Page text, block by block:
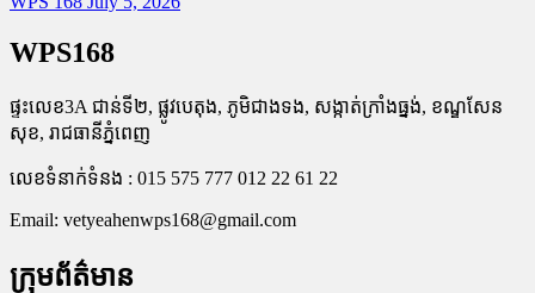
WPS168
ផ្ទះលេខ3A ជាន់ទី២, ផ្លូវបេតុង, ភូមិជាងទង, សង្កាត់ក្រាំងធ្នង់, ខណ្ឌសែន
សុខ, រាជធានីភ្នំពេញ
លេខទំនាក់ទំនង : 015 575 777 012 22 61 22
Email: vetyeahenwps168@gmail.com
ក្រុមព័ត៌មាន